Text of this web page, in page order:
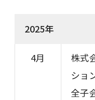
2025年
4月
株式
ショ
全子